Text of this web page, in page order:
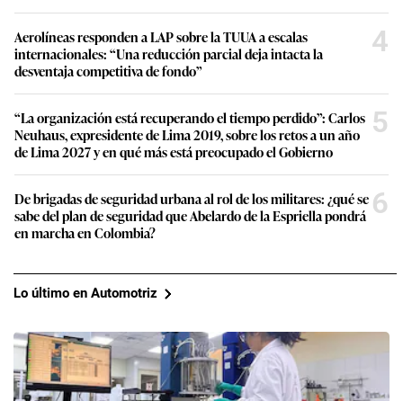
Aerolíneas responden a LAP sobre la TUUA a escalas
internacionales: “Una reducción parcial deja intacta la
desventaja competitiva de fondo”
4
“La organización está recuperando el tiempo perdido”: Carlos
Neuhaus, expresidente de Lima 2019, sobre los retos a un año
de Lima 2027 y en qué más está preocupado el Gobierno
5
De brigadas de seguridad urbana al rol de los militares: ¿qué se
sabe del plan de seguridad que Abelardo de la Espriella pondrá
en marcha en Colombia?
6
Lo último en Automotriz